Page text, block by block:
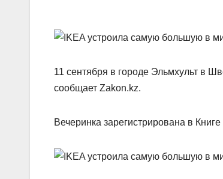
11 сентября в городе Эльмхульт в
сообщает Zakon.kz.
Вечеринка зарегистрирована в